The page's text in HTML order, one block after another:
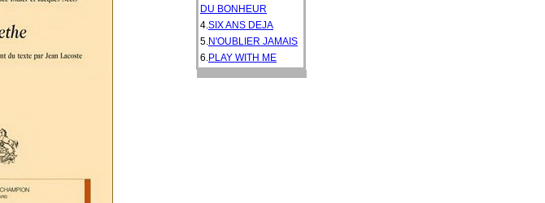
DU BONHEUR
4.SIX ANS DEJA
5.N'OUBLIER JAMAIS
6.PLAY WITH ME